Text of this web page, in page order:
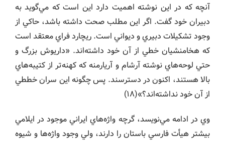
آنچه كه در اين نوشته اهميت دارد اين است كه مي‌گويد به
دبيران خود گفت. اگر اين مطلب صحت داشته باشد، حاكي از
وجود تشكيلات دبيري و ديواني است. ريچارد فراي معتقد است
كه هخامنشيان خطي از آن خود داشته‌اند. «داريوش بزرگ و
حتي لوحه‌هاي نوشته آرشام و آريارمنه كه كهنه‌تر از كتيبه‌هاي
بالا هستند، اكنون در دسترسند. پس چگونه اين سران خططي
از آن خود نداشته‌اند؟»(١٨)
وي در ادامه مي‌نويسد، گرچه واژه‌هاي ايراني موجود در ايلامي
بيشتر هيأت فارسي باستان را دارند، ولي وجود واژه‌ها و شيوه